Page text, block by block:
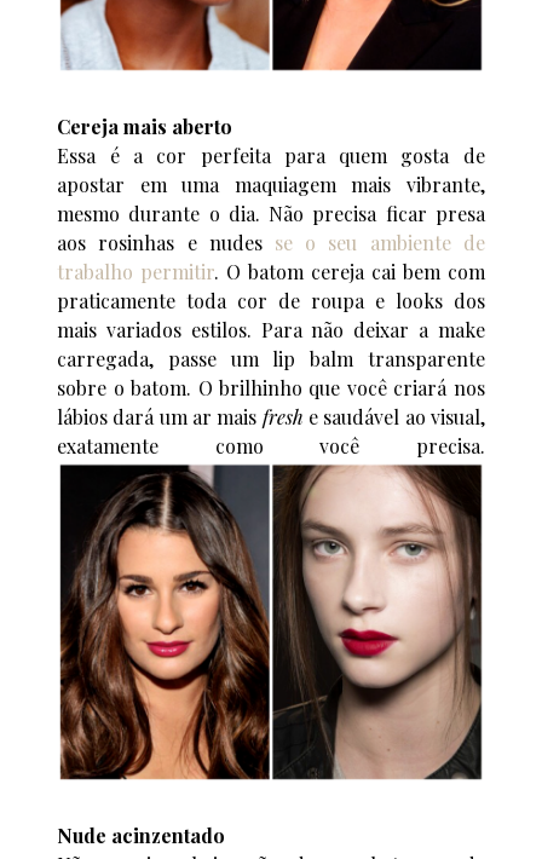
Cereja mais aberto
Essa é a cor perfeita para quem gosta de
apostar em uma maquiagem mais vibrante,
mesmo durante o dia. Não precisa ficar presa
aos rosinhas e nudes se o seu ambiente de
trabalho permitir. O batom cereja cai bem com
praticamente toda cor de roupa e looks dos
mais variados estilos. Para não deixar a make
carregada, passe um lip balm transparente
sobre o batom. O brilhinho que você criará nos
lábios dará um ar mais fresh e saudável ao visual,
exatamente como você precisa.
Nude acinzentado